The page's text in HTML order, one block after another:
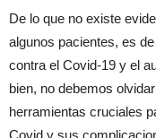
De lo que no existe
algunos pacientes, es
contra el Covid-19 y el
bien, no debemos
herramientas cruciales
Covid y sus